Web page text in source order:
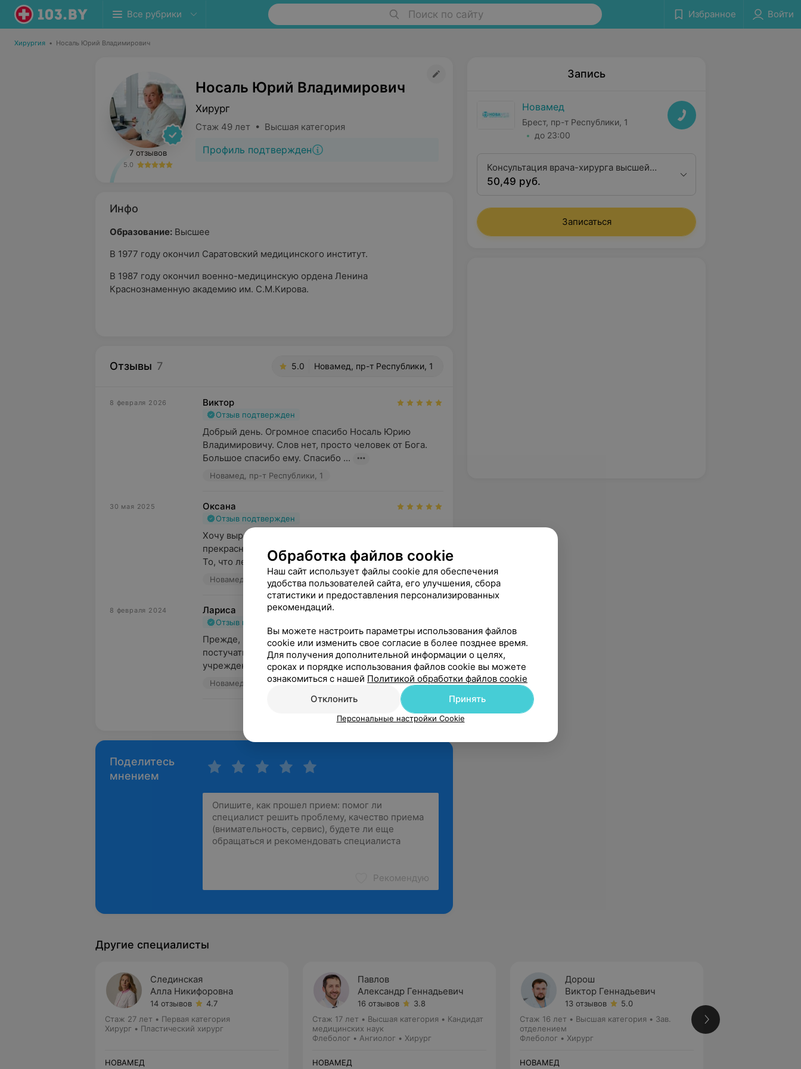
Все рубрики Поиск по сайту Избранное Войти
Хирургия • Носаль Юрий Владимирович
7 отзывов
5.0
Носаль Юрий Владимирович
Хирург
Стаж 49 лет • Высшая категория
Профиль подтвержден
Инфо
Образование: Высшее
В 1977 году окончил Саратовский медицинского институт.
В 1987 году окончил военно-медицинскую ордена Ленина
Краснознаменную академию им. С.М.Кирова.
Отзывы 7 5.0 Новамед, пр-т Республики, 1
8 февраля 2026 Виктор
Отзыв подтвержден
Добрый день. Огромное спасибо Носаль Юрию
Владимировичу. Слов нет, просто человек от Бога.
Большое спасибо ему. Спасибо ...
Новамед, пр-т Республики, 1
30 мая 2025 Оксана
Отзыв подтвержден
Хочу выразить огромную благодарность за
прекрасную работу и профессионализм, Носаль Ю. В.
То, что лечила почти год, проф...
Новамед, пр-т Республики, 1
8 февраля 2024 Лариса
Отзыв подтвержден
Прежде, чем попасть в Новамед, мне пришлось
постучаться не в одну дверь медицинских
учреждений. Квалифицированной мед.по...
Новамед, пр-т Республики, 1
Поделитесь
мнением
Рекомендую
Запись
Новамед
Брест, пр-т Республики, 1
до 23:00
Консультация врача-хирурга высшей
квалификационной категории
50,49 руб.
Записаться
Другие специалисты
Слединская
Алла Никифоровна
14 отзывов
4.7
Стаж 27 лет • Первая категория
Хирург • Пластический хирург
НОВАМЕД
Павлов
Александр Геннадьевич
16 отзывов
3.8
Стаж 17 лет • Высшая категория • Кандидат
медицинских наук
Флеболог • Ангиолог • Хирург
НОВАМЕД
Дорош
Виктор Геннадьевич
13 отзывов
5.0
Стаж 16 лет • Высшая категория • Зав.
отделением
Флеболог • Хирург
НОВАМЕД
Обработка файлов cookie
Наш сайт использует файлы cookie для обеспечения
удобства пользователей сайта, его улучшения, сбора
статистики и предоставления персонализированных
рекомендаций.
Вы можете настроить параметры использования файлов
cookie или изменить свое согласие в более позднее время.
Для получения дополнительной информации о целях,
сроках и порядке использования файлов cookie вы можете
ознакомиться с нашей Политикой обработки файлов cookie
Отклонить
Принять
Персональные настройки Cookie